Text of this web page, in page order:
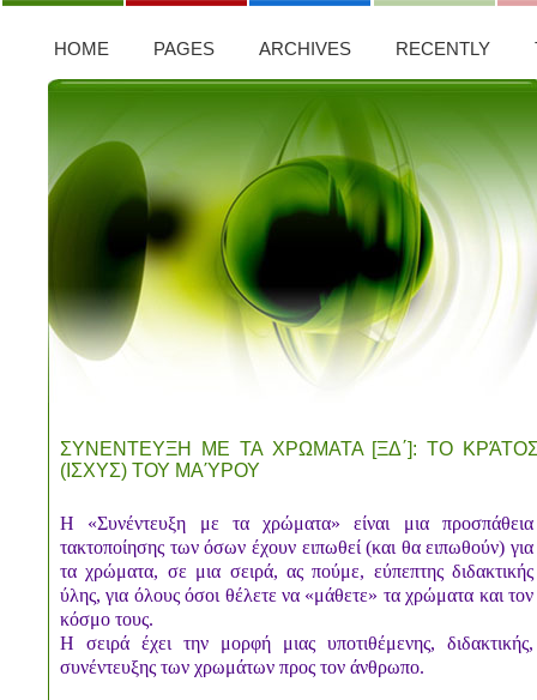
HOME PAGES ARCHIVES RECENTLY
ΣΥΝΕΝΤΕΥΞΗ ΜΕ ΤΑ ΧΡΩΜΑΤΑ [ΞΔ΄]: ΤΟ
(ΙΣΧΥΣ) ΤΟΥ ΜΑΎΡΟΥ
Η «Συνέντευξη με τα χρώματα» είναι μια προσπάθεια
τακτοποίησης των όσων έχουν ειπωθεί (και θα ειπωθούν) για
τα χρώματα, σε μια σειρά, ας πούμε, εύπεπτης διδακτικής
ύλης, για όλους όσοι θέλετε να «μάθετε» τα χρώματα και τον
κόσμο τους.
Η σειρά έχει την μορφή μιας υποτιθέμενης, διδακτικής,
συνέντευξης των χρωμάτων προς τον άνθρωπο.